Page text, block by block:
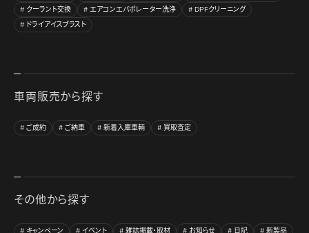
クーラント交換
エアコンエバポレーター洗浄
DPFクリーニング
ドライアイスブラスト
車両販売から探す
ご成約 ご納車 新着入庫車輌 買取査定
その他から探す
キャンペーン イベント 雑誌掲載・取材 お知らせ 日記 新製品